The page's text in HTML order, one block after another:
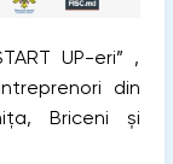
UP-eri” ,
din
Briceni și